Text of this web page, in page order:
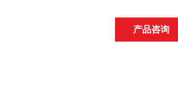
产品咨询